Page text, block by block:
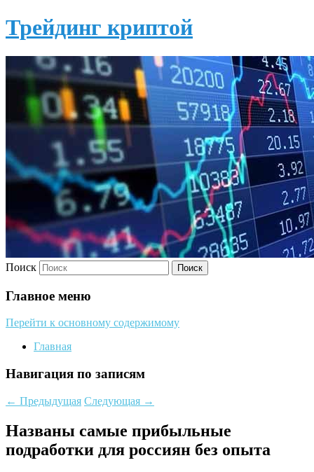
Трейдинг криптой
Поиск
Главное меню
Перейти к основному содержимому
Главная
Навигация по записям
← Предыдущая Следующая →
Названы самые прибыльные
подработки для россиян без опыта